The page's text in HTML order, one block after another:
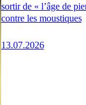
sortir de « l’âge de
contre les moustiques
13.07.2026